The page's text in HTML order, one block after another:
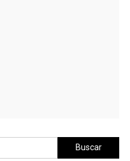
Buscar: